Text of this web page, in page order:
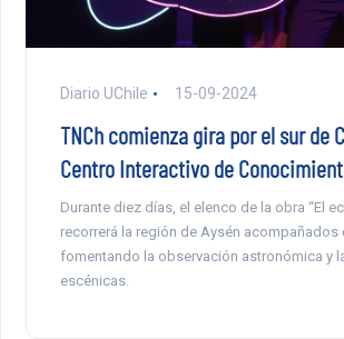
Diario UChile 15-09-2024
TNCh comienza gira por el sur de
Centro Interactivo de
Durante diez días, el elenco de la obra “El
recorrerá la región de Aysén acompañados
fomentando la observación astronómica y
escénicas.